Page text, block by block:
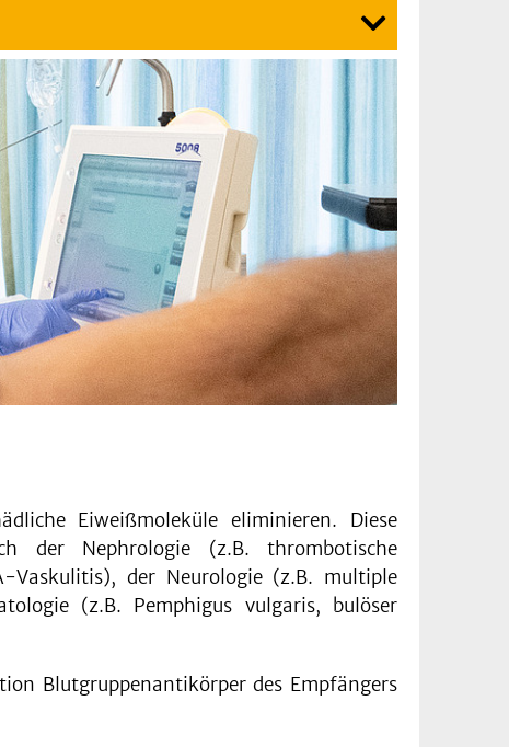
Eiweißmoleküle eliminieren. Diese
der Nephrologie (z.B. thrombotische
Vaskulitis), der Neurologie (z.B. multiple
(z.B. Pemphigus vulgaris, bulöser
Blutgruppenantikörper des Empfängers